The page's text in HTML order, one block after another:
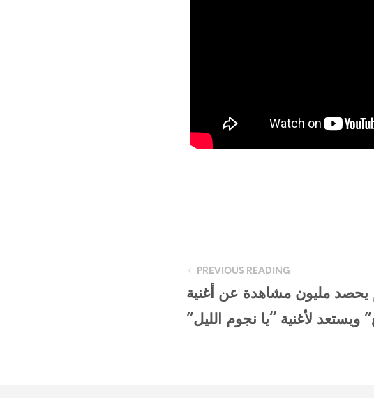
PREVIOUS READING
يحصد مليون مشاهدة عن أغنية
ويستعد لأغنية “يا نجوم الليل”